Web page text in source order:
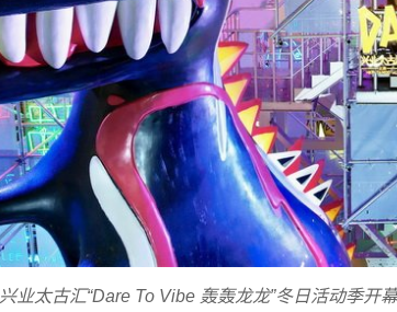
兴业太古汇“Dare To Vibe 轰轰龙龙”冬日活动季开